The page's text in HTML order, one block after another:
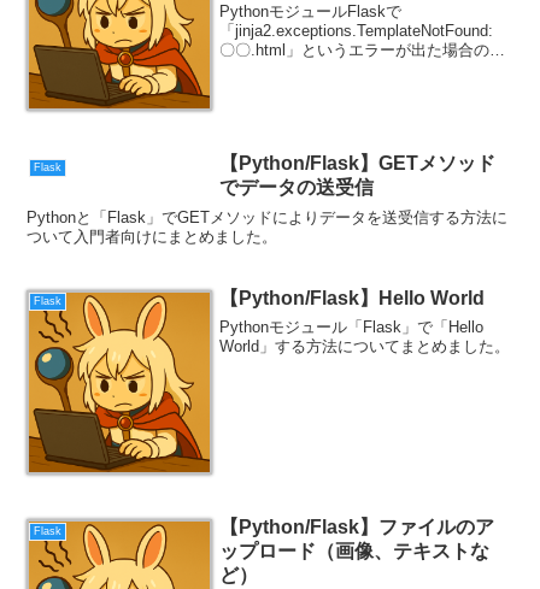
PythonモジュールFlaskで
「jinja2.exceptions.TemplateNotFound:
〇〇.html」というエラーが出た場合の対
Flask
【Python/Flask】GETメソッド
でデータの送受信
Pythonと「Flask」でGETメソッドによりデータを送受信する方法に
ついて入門者向けにまとめました。
Flask 【Python/Flask】Hello World
Pythonモジュール「Flask」で「Hello
World」する方法についてまとめました。
Flask
【Python/Flask】ファイルのア
ップロード（画像、テキストな
ど）